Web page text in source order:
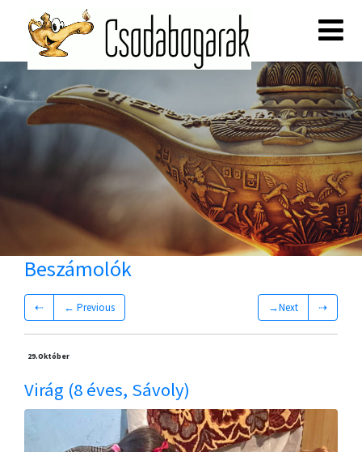
Beszámolók
⇠ ← Previous →Next ⇢
29.Október
Virág (8 éves, Sávoly)